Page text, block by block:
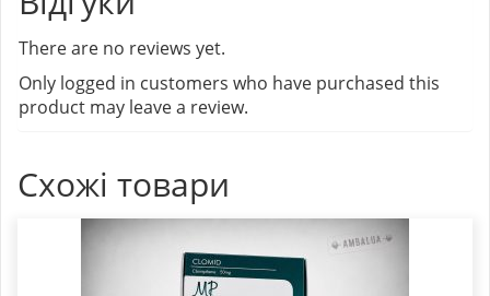
There are no reviews yet.
Only logged in customers who have purchased this
product may leave a review.
Схожі товари